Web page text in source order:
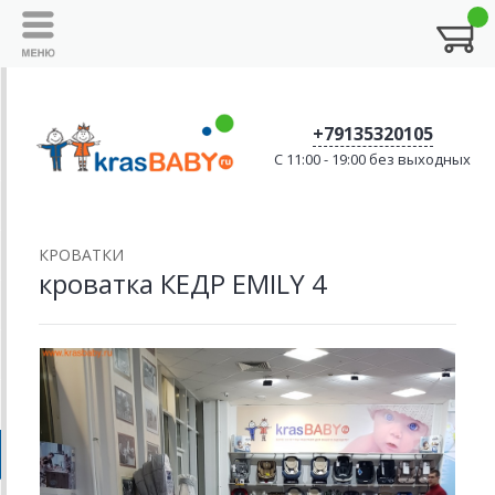
+79135320105
C 11:00 - 19:00 без выходных
КРОВАТКИ
кроватка КЕДР EMILY 4